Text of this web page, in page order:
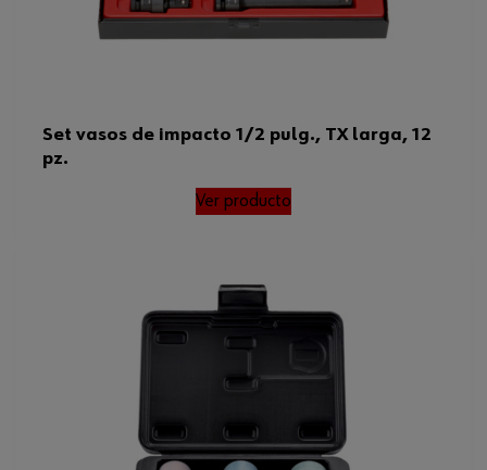
Set vasos de impacto 1/2 pulg., TX larga, 12
pz.
Ver producto